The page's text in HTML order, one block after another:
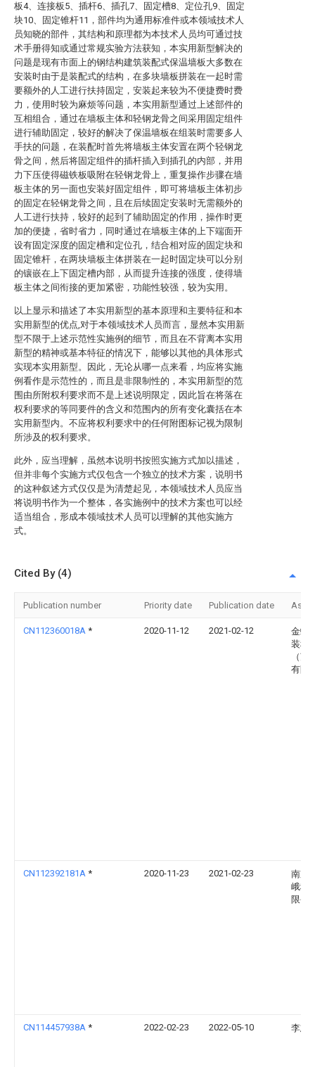
板4、连接板5、插杆6、插孔7、固定槽8、定位孔9、固定
块10、固定锥杆11，部件均为通用标准件或本领域技术人
员知晓的部件，其结构和原理都为本技术人员均可通过技
术手册得知或通过常规实验方法获知，本实用新型解决的
问题是现有市面上的钢结构建筑装配式保温墙板大多数在
安装时由于是装配式的结构，在多块墙板拼装在一起时需
要额外的人工进行扶持固定，安装起来较为不便捷费时费
力，使用时较为麻烦等问题，本实用新型通过上述部件的
互相组合，通过在墙板主体和轻钢龙骨之间采用固定组件
进行辅助固定，较好的解决了保温墙板在组装时需要多人
手扶的问题，在装配时首先将墙板主体安置在两个轻钢龙
骨之间，然后将固定组件的插杆插入到插孔的内部，并用
力下压使得磁铁板吸附在轻钢龙骨上，重复操作步骤在墙
板主体的另一面也安装好固定组件，即可将墙板主体初步
的固定在轻钢龙骨之间，且在后续固定安装时无需额外的
人工进行扶持，较好的起到了辅助固定的作用，操作时更
加的便捷，省时省力，同时通过在墙板主体的上下端面开
设有固定深度的固定槽和定位孔，结合相对应的固定块和
固定锥杆，在两块墙板主体拼装在一起时固定块可以分别
的镶嵌在上下固定槽内部，从而提升连接的强度，使得墙
板主体之间衔接的更加紧密，功能性较强，较为实用。
以上显示和描述了本实用新型的基本原理和主要特征和本
实用新型的优点,对于本领域技术人员而言，显然本实用新
型不限于上述示范性实施例的细节，而且在不背离本实用
新型的精神或基本特征的情况下，能够以其他的具体形式
实现本实用新型。因此，无论从哪一点来看，均应将实施
例看作是示范性的，而且是非限制性的，本实用新型的范
围由所附权利要求而不是上述说明限定，因此旨在将落在
权利要求的等同要件的含义和范围内的所有变化囊括在本
实用新型内。不应将权利要求中的任何附图标记视为限制
所涉及的权利要求。
此外，应当理解，虽然本说明书按照实施方式加以描述，
但并非每个实施方式仅包含一个独立的技术方案，说明书
的这种叙述方式仅仅是为清楚起见，本领域技术人员应当
将说明书作为一个整体，各实施例中的技术方案也可以经
适当组合，形成本领域技术人员可以理解的其他实施方
式。
Cited By (4)
Publication number Priority date Publication date
CN112360018A * 2020-11-12 2021-02-12
金螳
装科
（苏
有限
CN112392181A * 2020-11-23 2021-02-23
南京
峨科
限公
CN114457938A * 2022-02-23 2022-05-10 李志